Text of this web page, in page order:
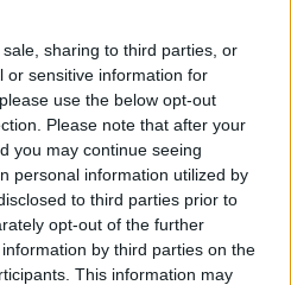
sharing to third parties, or
or sensitive information for
use the below opt-out
Please note that after your
you may continue seeing
personal information utilized by
to third parties prior to
opt-out of the further
by third parties on the
This information may
στην KG Mobility